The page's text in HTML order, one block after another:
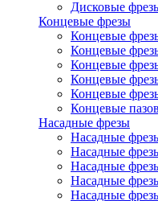
Дисковые
Концевые фрезы
Концевые
Концевые
Концевые
Концевые
Концевые
Концевые
Насадные фрезы
Насадные
Насадные
Насадные
Насадные
Насадные